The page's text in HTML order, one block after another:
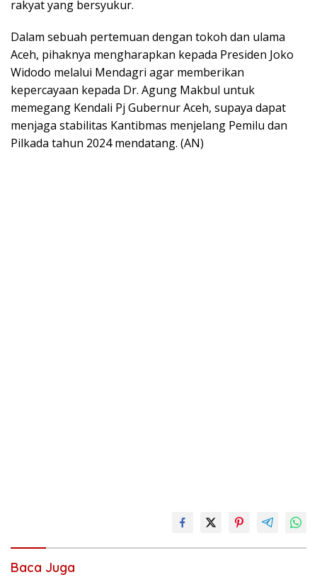
rakyat yang bersyukur.
Dalam sebuah pertemuan dengan tokoh dan ulama
Aceh, pihaknya mengharapkan kepada Presiden Joko
Widodo melalui Mendagri agar memberikan
kepercayaan kepada Dr. Agung Makbul untuk
memegang Kendali Pj Gubernur Aceh, supaya dapat
menjaga stabilitas Kantibmas menjelang Pemilu dan
Pilkada tahun 2024 mendatang. (AN)
Baca Juga